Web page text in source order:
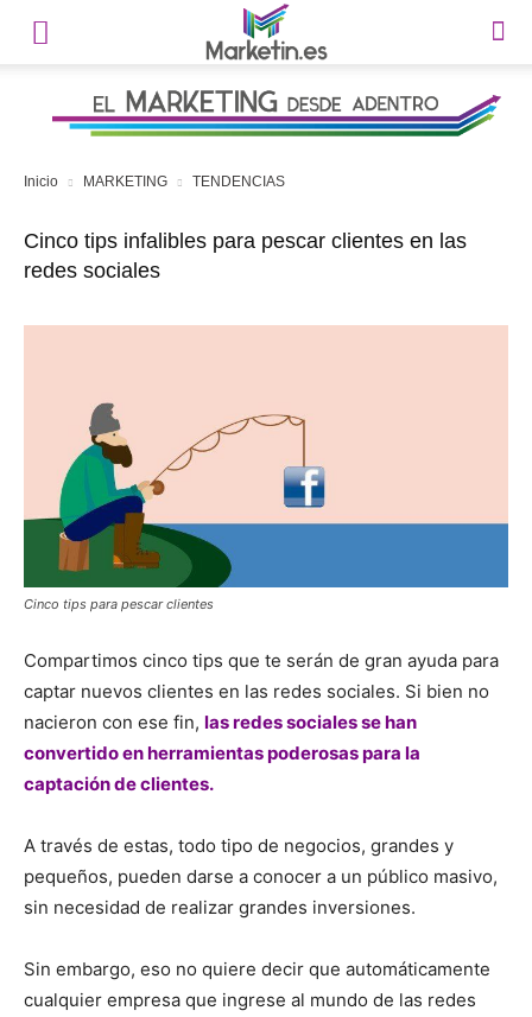
Inicio MARKETING TENDENCIAS
Cinco tips infalibles para pescar clientes en las
redes sociales
Cinco tips para pescar clientes
Compartimos cinco tips que te serán de gran ayuda para
captar nuevos clientes en las redes sociales. Si bien no
nacieron con ese fin, las redes sociales se han
convertido en herramientas poderosas para la
captación de clientes.
A través de estas, todo tipo de negocios, grandes y
pequeños, pueden darse a conocer a un público masivo,
sin necesidad de realizar grandes inversiones.
Sin embargo, eso no quiere decir que automáticamente
cualquier empresa que ingrese al mundo de las redes